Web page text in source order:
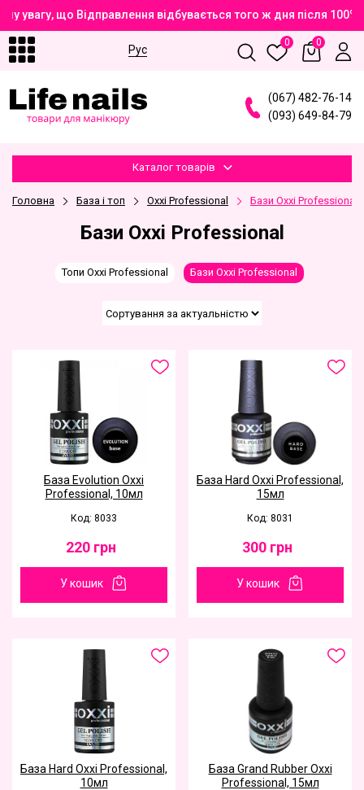
увагу, що Відправлення відбувається того ж дня після
Рус
0 0
(067) 482-76-14
(093) 649-84-79
Каталог товарів
Головна База і топ Oxxi Professional Бази Oxxi Professional
Бази Oxxi Professional
Топи Oxxi Professional Бази Oxxi Professional
База Evolution Oxxi
Professional, 10мл
Код: 8033
220 грн
У кошик
База Hard Oxxi Professional,
15мл
Код: 8031
300 грн
У кошик
База Hard Oxxi Professional,
10мл
База Grand Rubber Oxxi
Professional, 15мл